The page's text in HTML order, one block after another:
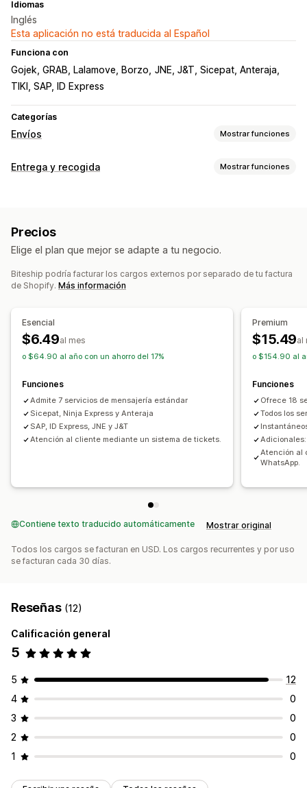
Idiomas
Inglés
Esta aplicación no está traducida al Español
Funciona con
Gojek, GRAB, Lalamove, Borzo JNE, J&T, Sicepat, Anteraja
TIKI, SAP, ID Express
Categorías
Envíos Mostrar funciones
Etiquetas y embalaje
Gestión de envíos
Informes y estadísticas de envíos
Entrega y recogida Mostrar funciones
Seguimiento en tiempo real
Páginas de seguimiento
Precios
Elige el plan que mejor se adapte a tu negocio.
Biteship podría facturar los cargos externos por separado de tu factura
de Shopify. Más información
Esencial
$6.49al mes
o $64.90 al año con un ahorro del 17%
Funciones
Admite 7 servicios de mensajería estándar
Sicepat, Ninja Express y Anteraja
SAP, ID Express, JNE y J&T
Atención al cliente mediante un sistema de tickets.
Premium
$15.49al
o $154.90 al
Funciones
Ofrece 18
Todos los
Atención al
WhatsApp.
Contiene texto traducido automáticamente Mostrar original
Todos los cargos se facturan en USD. Los cargos recurrentes y por uso
se facturan cada 30 días.
Reseñas (12)
Calificación general
5
5
12
4
0
3
0
2
0
1
0